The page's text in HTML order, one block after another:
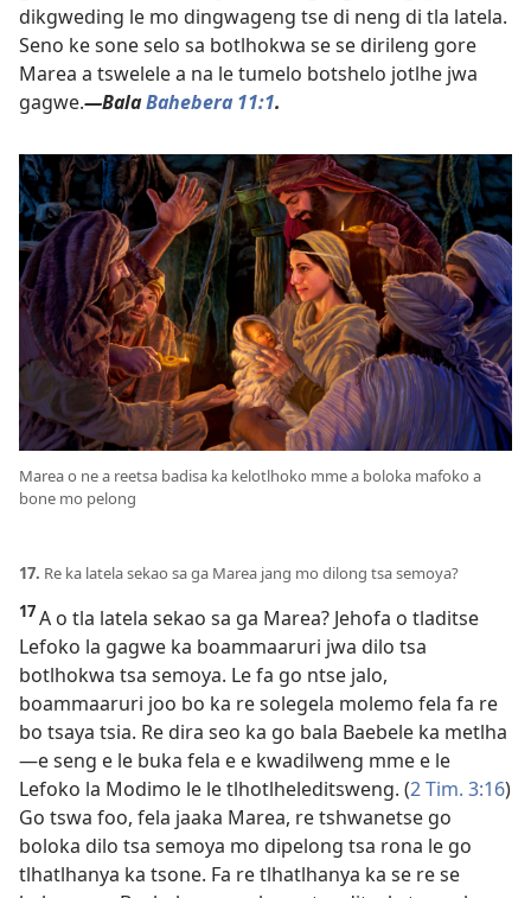
dikgweding le mo dingwageng tse di neng di tla latela.
Seno ke sone selo sa botlhokwa se se dirileng gore
Marea a tswelele a na le tumelo botshelo jotlhe jwa
gagwe.—BalaBahebera 11:1.
Marea o ne a reetsa badisa ka kelotlhoko mme a boloka mafoko a
bone mo pelong
17. Re ka latela sekao sa ga Marea jang mo dilong tsa semoya?
17A o tla latela sekao sa ga Marea? Jehofa o tladitse
Lefoko la gagwe ka boammaaruri jwa dilo tsa
botlhokwa tsa semoya. Le fa go ntse jalo,
boammaaruri joo bo ka re solegela molemo fela fa re
bo tsaya tsia. Re dira seo ka go bala Baebele ka metlha
—e seng e le buka fela e e kwadilweng mme e le
Lefoko la Modimo le le tlhotlheleditsweng. (2 Tim. 3:16)
Go tswa foo, fela jaaka Marea, re tshwanetse go
boloka dilo tsa semoya mo dipelong tsa rona le go
tlhatlhanya ka tsone. Fa re tlhatlhanya ka se re se